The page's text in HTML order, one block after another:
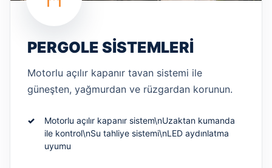
PERGOLE SISTEMLERI
Motorlu açılır kapanır tavan sistemi ile
güneşten, yağmurdan ve rüzgardan korunun.
Motorlu açılır kapanır sistem\nUzaktan kumanda
ile kontrol\nSu tahliye sistemi\nLED aydınlatma
uyumu